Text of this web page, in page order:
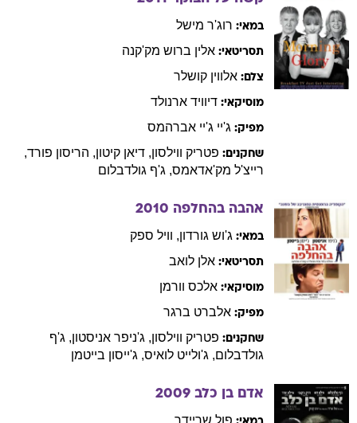
במאי: רוג'ר מישל
תסריטאי: אלין ברוש מק'קנה
צלם: אלווין קושלר
מוסיקאי: דיוויד ארנולד
מפיק: ג'יי ג'יי אברהמס
שחקנים: פטריק ווילסון, דיאן קיטון, הריסון פורד,
רייצ'ל מק'אדאמס, ג'ף גולדבלום
אהבה בהחלפה 2010
במאי: ג'וש גורדון, וויל ספק
תסריטאי: אלן לואב
מוסיקאי: אלכס וורמן
מפיק: אלברט ברגר
שחקנים: פטריק ווילסון, ג'ניפר אניסטון, ג'ף
גולדבלום, ג'ולייט לואיס, ג'ייסון בייטמן
אדם בן כלב 2009